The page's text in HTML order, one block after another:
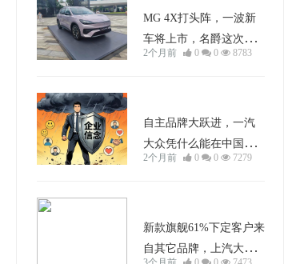
MG 4X打头阵，一波新
车将上市，名爵这次本
土反击战能打响吗？
2个月前 0 0 8783
自主品牌大跃进，一汽
大众凭什么能在中国车
市站住脚？
2个月前 0 0 7279
新款旗舰61%下定客户来
自其它品牌，上汽大众